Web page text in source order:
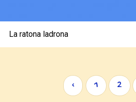
La ratona ladrona
‹ 1 2